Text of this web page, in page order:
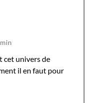
cet univers de
il en faut pour